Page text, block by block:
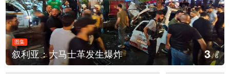
图集
叙利亚：大马士革发生爆炸 4/6